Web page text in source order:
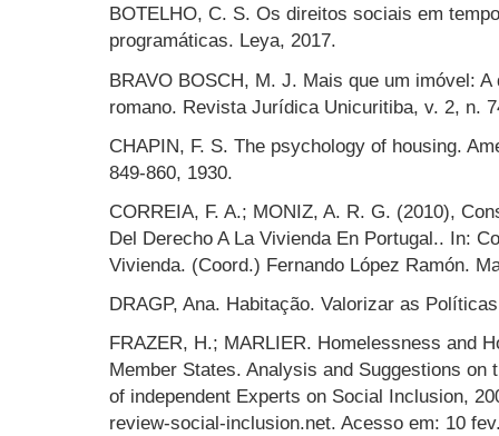
BOTELHO, C. S. Os direitos sociais em
programáticas. Leya, 2017.
BRAVO BOSCH, M. J. Mais que um imóvel:
romano. Revista Jurídica Unicuritiba, v. 2, n.
CHAPIN, F. S. The psychology of housing.
849-860, 1930.
CORREIA, F. A.; MONIZ, A. R. G. (2010),
Del Derecho A La Vivienda En Portugal.. In:
Vivienda. (Coord.) Fernando López Ramón.
DRAGP, Ana. Habitação. Valorizar as
FRAZER, H.; MARLIER. Homelessness and
Member States. Analysis and Suggestions on
of independent Experts on Social Inclusion,
review-social-inclusion.net. Acesso em: 10